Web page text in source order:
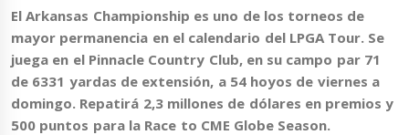
El Arkansas Championship es uno de los torneos de
mayor permanencia en el calendario del LPGA Tour. Se
juega en el Pinnacle Country Club, en su campo par 71
de 6331 yardas de extensión, a 54 hoyos de viernes a
domingo. Repatirá 2,3 millones de dólares en premios y
500 puntos para la Race to CME Globe Season.